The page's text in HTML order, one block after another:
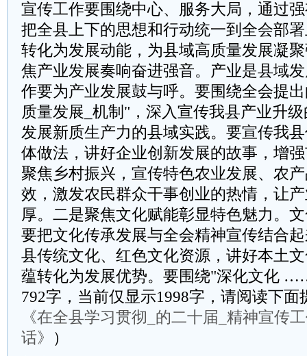
宣传工作要围绕中心、服务大局，通过
把全县上下的思想和行动统一到全会部
转化为发展动能，为县域高质量发展凝
焦产业发展奏响奋进强音。产业是县域
作要为产业发展鼓与呼。要围绕全会提
质量发展_机制"，深入宣传我县产业升
发展新质生产力的县域实践。要宣传我
体做法，讲好企业创新发展的故事，增
聚焦乡村振兴，宣传特色农业发展、农
效，激发农民群众干事创业的热情，让
厚。二是聚焦文化赋能彰显特色魅力。
要把文化传承发展与全会精神宣传结合
县传统文化、红色文化资源，讲好本土
蕴转化为发展优势。要围绕"深化文化
792字，当前仅显示1998字，请阅读下面
《在全县学习贯彻_的二十届_精神宣传
话》
）